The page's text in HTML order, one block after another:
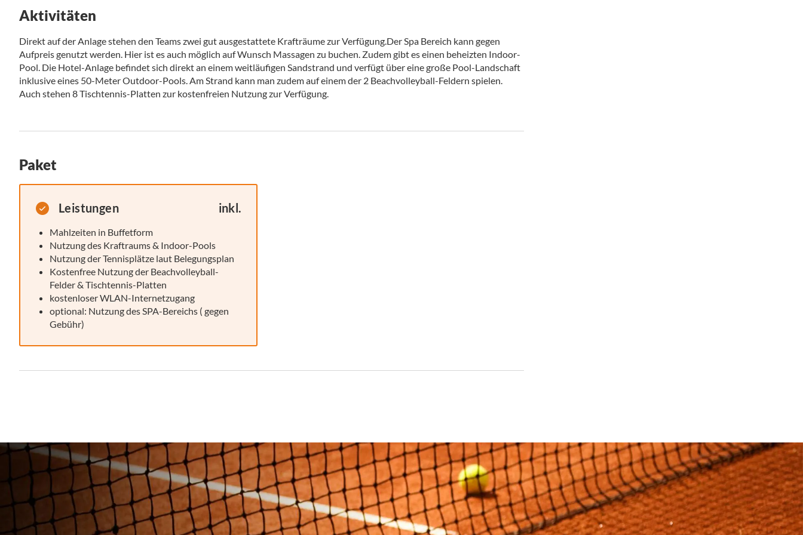
Aktivitäten
Direkt auf der Anlage stehen den Teams zwei gut ausgestattete Krafträume zur Verfügung.Der Spa Bereich kann gegen
Aufpreis genutzt werden. Hier ist es auch möglich auf Wunsch Massagen zu buchen. Zudem gibt es einen beheizten Indoor-
Pool. Die Hotel-Anlage befindet sich direkt an einem weitläufigen Sandstrand und verfügt über eine große Pool-Landschaft
inklusive eines 50-Meter Outdoor-Pools. Am Strand kann man zudem auf einem der 2 Beachvolleyball-Feldern spielen.
Auch stehen 8 Tischtennis-Platten zur kostenfreien Nutzung zur Verfügung.
Paket
Leistungen inkl.
Mahlzeiten in Buffetform
Nutzung des Kraftraums & Indoor-Pools
Nutzung der Tennisplätze laut Belegungsplan
Kostenfree Nutzung der Beachvolleyball-
Felder & Tischtennis-Platten
kostenloser WLAN-Internetzugang
optional: Nutzung des SPA-Bereichs ( gegen
Gebühr)